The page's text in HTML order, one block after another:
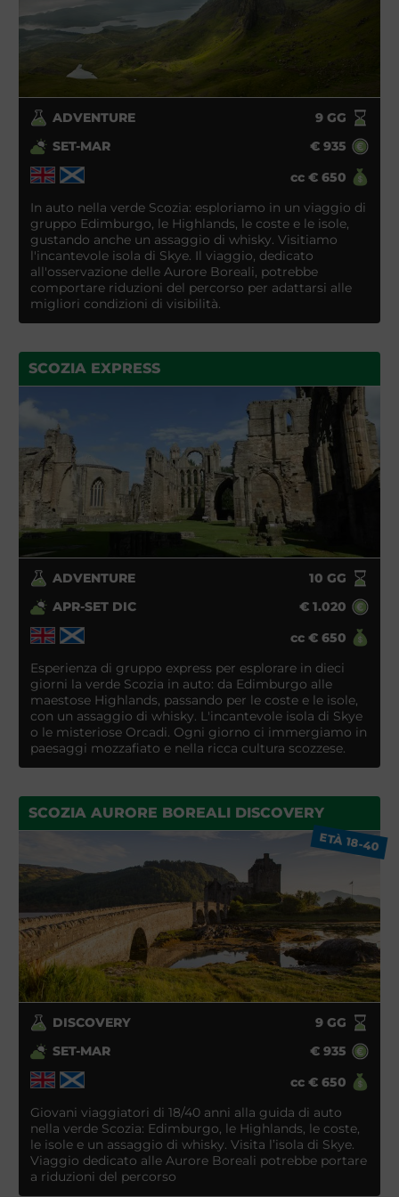
ADVENTURE 9GG
SET-MAR
€ 935
cc € 650
In auto nella verde Scozia: esploriamo in un viaggio di
gruppo Edimburgo, le Highlands, le coste e le isole,
gustando anche un assaggio di whisky. Visitiamo
l'incantevole isola di Skye. Il viaggio, dedicato
all'osservazione delle Aurore Boreali, potrebbe
comportare riduzioni del percorso per adattarsi alle
migliori condizioni di visibilità.
SCOZIA EXPRESS
ADVENTURE 10 GG
APR-SET DIC
€ 1.020
cc € 650
Esperienza di gruppo express per esplorare in dieci
giorni la verde Scozia in auto: da Edimburgo alle
maestose Highlands, passando per le coste e le isole,
con un assaggio di whisky. L'incantevole isola di Skye
o le misteriose Orcadi. Ogni giorno ci immergiamo in
paesaggi mozzafiato e nella ricca cultura scozzese.
SCOZIA AURORE BOREALI DISCOVERY
ETÀ 18-40
DISCOVERY 9GG
SET-MAR
€ 935
cc € 650
Giovani viaggiatori di 18/40 anni alla guida di auto
nella verde Scozia: Edimburgo, le Highlands, le coste,
le isole e un assaggio di whisky. Visita l’isola di Skye.
Viaggio dedicato alle Aurore Boreali potrebbe portare
a riduzioni del percorso